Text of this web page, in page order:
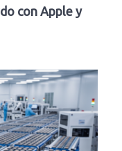
con Apple y